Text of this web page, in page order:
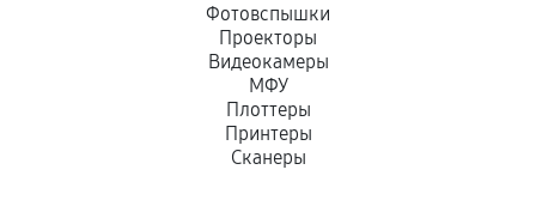
Фотовспышки
Проекторы
Видеокамеры
МФУ
Плоттеры
Принтеры
Сканеры